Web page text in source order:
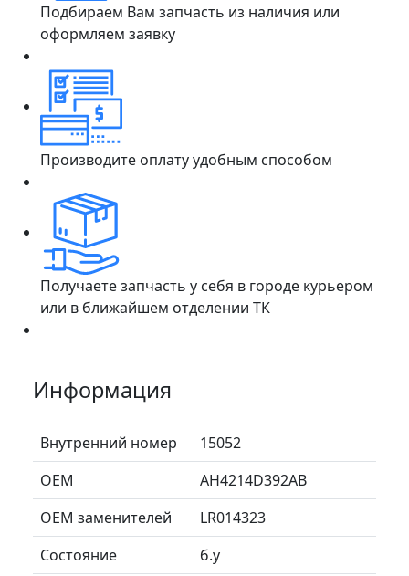
Подбираем Вам запчасть из наличия или
оформляем заявку
Производите оплату удобным способом
Получаете запчасть у себя в городе курьером
или в ближайшем отделении ТК
Информация
Внутренний номер
15052
ОЕМ
AH4214D392AB
ОЕМ заменителей
LR014323
Состояние
б.у